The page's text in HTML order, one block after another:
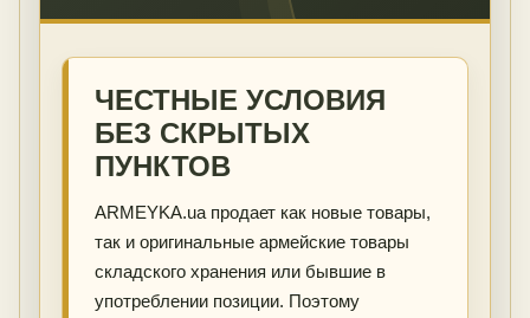
ЧЕСТНЫЕ УСЛОВИЯ
БЕЗ СКРЫТЫХ
ПУНКТОВ
ARMEYKA.ua продает как новые товары,
так и оригинальные армейские товары
складского хранения или бывшие в
употреблении позиции. Поэтому